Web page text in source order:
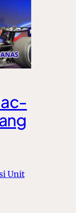
Unit